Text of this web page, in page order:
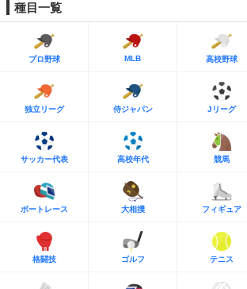
種目一覧
プロ野球 MLB 高校野球
独立リーグ 侍ジャパン Jリーグ
サッカー代表 高校年代 競馬
ボートレース 大相撲 フィギュア
格闘技 ゴルフ テニス